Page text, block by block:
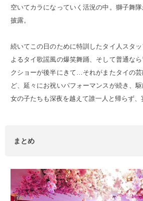
空いてカラになっていく活況の中。獅子舞
披露。
続いてこの日のために特訓したタイ人スタ
よるタイ歌謡風の爆笑舞踊、そして普通な
クショーが後半にきて…それがまたタイの
ど、延々にお祝いパフォーマンスが続き、
女の子たちも深夜を越えて誰一人と帰らず、
まとめ